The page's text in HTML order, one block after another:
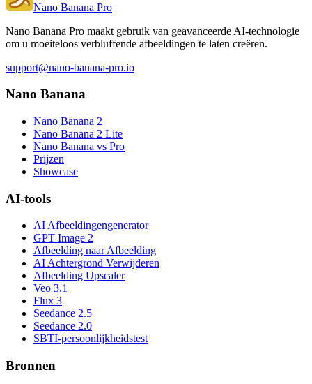
Nano Banana Pro
Nano Banana Pro maakt gebruik van geavanceerde AI-technologie
om u moeiteloos verbluffende afbeeldingen te laten creëren.
support@nano-banana-pro.io
Nano Banana
Nano Banana 2
Nano Banana 2 Lite
Nano Banana vs Pro
Prijzen
Showcase
AI-tools
AI Afbeeldingengenerator
GPT Image 2
Afbeelding naar Afbeelding
AI Achtergrond Verwijderen
Afbeelding Upscaler
Veo 3.1
Flux 3
Seedance 2.5
Seedance 2.0
SBTI-persoonlijkheidstest
Bronnen